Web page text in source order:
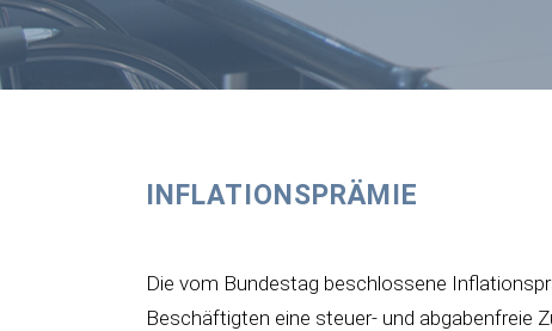
INFLATIONSPRÄMIE
Die vom Bundestag beschlossene
Beschäftigten eine steuer- und abgabenfreie